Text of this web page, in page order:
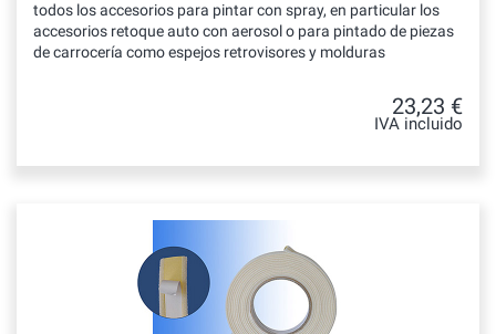
todos los accesorios para pintar con spray, en particular los
accesorios retoque auto con aerosol o para pintado de piezas
de carrocería como espejos retrovisores y molduras
23,23 €
IVA incluido